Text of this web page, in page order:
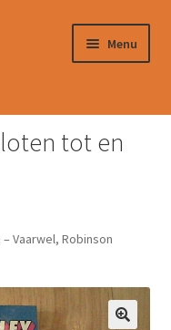
Menu
tot en
Vaarwel, Robinson